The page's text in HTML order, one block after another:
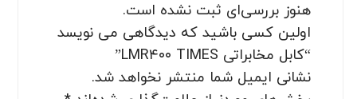
هنوز بررسی‌ای ثبت نشده است.
اولین کسی باشید که دیدگاهی می نویسد
“کابل مخابراتی LMR۴۰۰ TIMES”
نشانی ایمیل شما منتشر نخواهد شد.